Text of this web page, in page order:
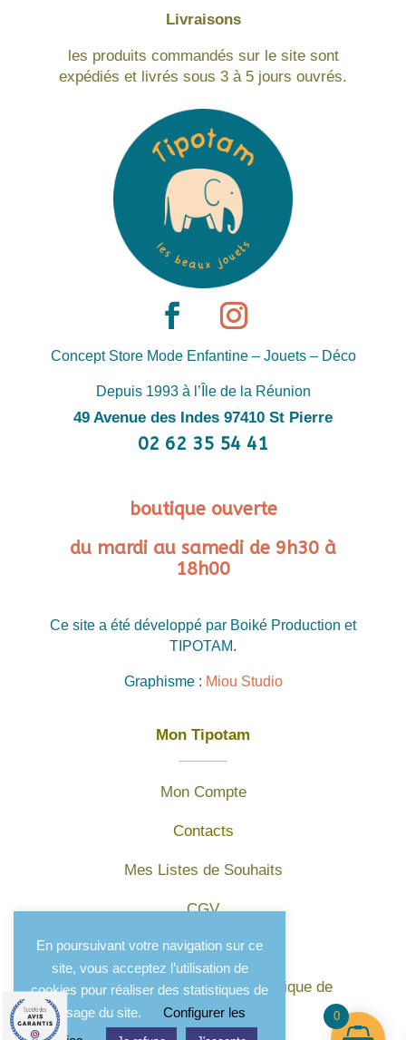
Livraisons
les produits commandés sur le site sont
expédiés et livrés sous 3 à 5 jours ouvrés.
Concept Store Mode Enfantine – Jouets – Déco
Depuis 1993 à l’Île de la Réunion
49 Avenue des Indes 97410 St Pierre
02 62 35 54 41
boutique ouverte
du mardi au samedi de 9h30 à
18h00
Ce site a été développé par Boiké Production et
TIPOTAM.
Graphisme : Miou Studio
Mon Tipotam
Mon Compte
Contacts
Mes Listes de Souhaits
CGV
Mentions légales
Protection des données et politique de
confidentialité
En poursuivant votre navigation sur ce
site, vous acceptez l’utilisation de
cookies pour réaliser des statistiques de
l'usage du site.
Configurer les
0